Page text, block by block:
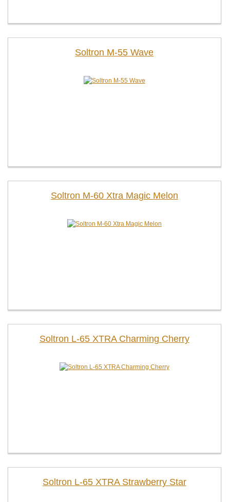
Soltron M-55 Wave
Soltron M-60 Xtra Magic Melon
Soltron L-65 XTRA Charming Cherry
Soltron L-65 XTRA Strawberry Star